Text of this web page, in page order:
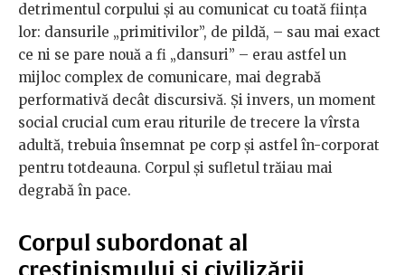
detrimentul corpului și au comunicat cu toată ființa
lor: dansurile „primitivilor”, de pildă, – sau mai exact
ce ni se pare nouă a fi „dansuri” – erau astfel un
mijloc complex de comunicare, mai degrabă
performativă decât discursivă. Și invers, un moment
social crucial cum erau riturile de trecere la vîrsta
adultă, trebuia însemnat pe corp și astfel în-corporat
pentru totdeauna. Corpul și sufletul trăiau mai
degrabă în pace.
Corpul subordonat al
creștinismului și civilizării